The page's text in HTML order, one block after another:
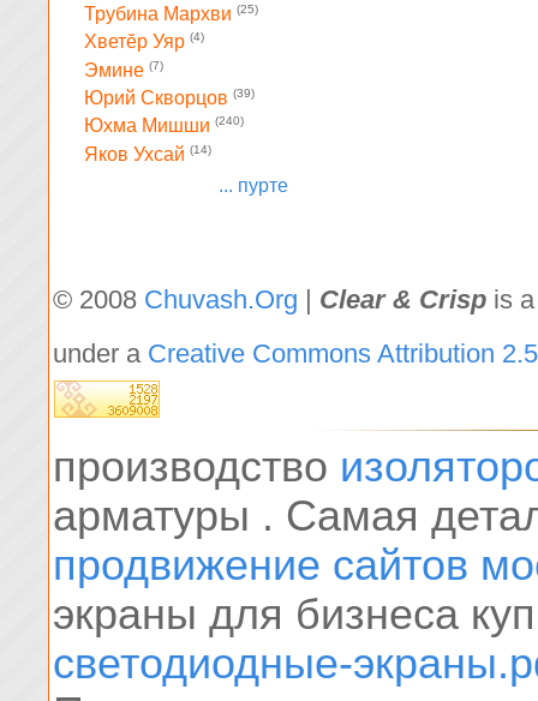
Трубина Мархви (25)
Хветĕр Уяр (4)
Эмине (7)
Юрий Скворцов (39)
Юхма Мишши (240)
Яков Ухсай (14)
... пурте
© 2008 Chuvash.Org | Clear & Crisp is
under a Creative Commons Attribution
производство
арматуры . Самая
продвижение сайтов
экраны для бизнеса
светодиодные-